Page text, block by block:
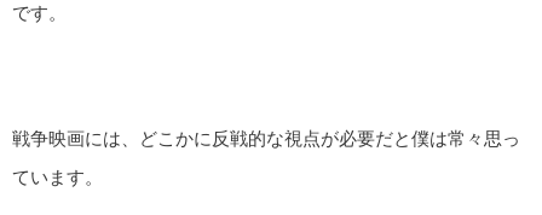
です。
戦争映画には、どこかに反戦的な視点が必要だと僕は常々思っ
ています。